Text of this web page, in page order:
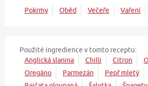
Pokrmy Oběd Večeře Vaření
Použité ingredience v tomto receptu:
Anglická slanina
Chilli Citron
Oregáno
Parmezán
Pepř mletý